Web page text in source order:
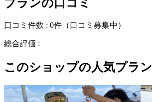
プランの口コミ
口コミ件数 : 0件 （口コミ募集中）
総合評価 :
このショップの人気プラン